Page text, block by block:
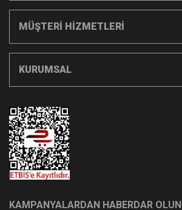
MÜŞTERİ HİZMETLERİ
KURUMSAL
KAMPANYALARDAN HABERDAR OLUN